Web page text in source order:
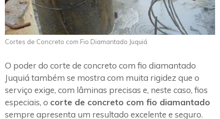
Cortes de Concreto com Fio Diamantado Juquiá
O poder do corte de concreto com fio diamantado
Juquiá também se mostra com muita rigidez que o
serviço exige, com lâminas precisas e, neste caso, fios
especiais, o corte de concreto com fio diamantado
sempre apresenta um resultado excelente e seguro.